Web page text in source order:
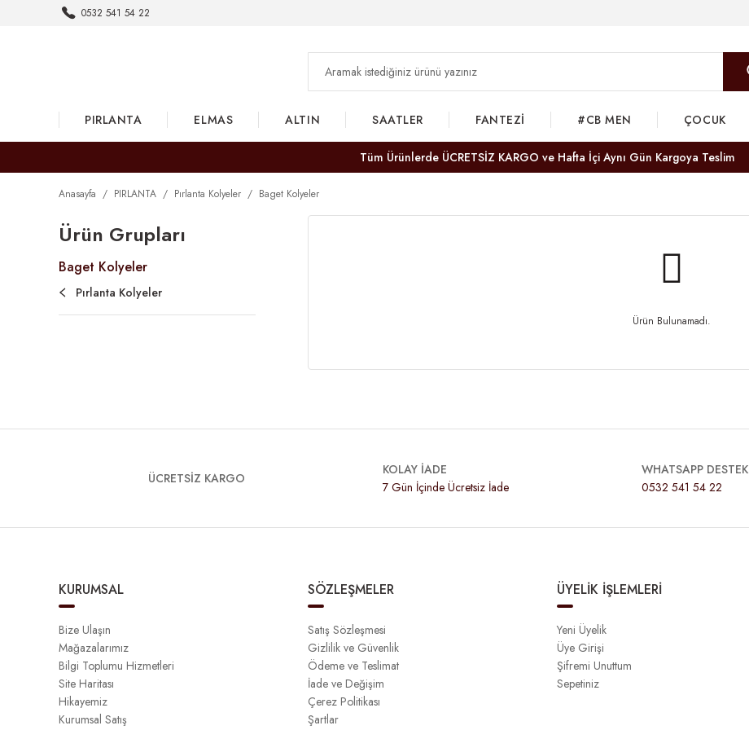
0532 541 54 22
PIRLANTA ELMAS ALTIN SAATLER FANTEZİ #CB MEN ÇOCUK
Tüm Ürünlerde ÜCRETSİZ KARGO ve Hafta İçi Aynı Gün Kargoya Teslim
Anasayfa PIRLANTA Pırlanta Kolyeler Baget Kolyeler
Ürün Grupları
Baget Kolyeler
Pırlanta Kolyeler
Ürün Bulunamadı.
ÜCRETSİZ KARGO
KOLAY İADE
7 Gün İçinde Ücretsiz İade
WHATSAPP DESTEK
0532 541 54 22
KURUMSAL
Bize Ulaşın
Mağazalarımız
Bilgi Toplumu Hizmetleri
Site Haritası
Hikayemiz
Kurumsal Satış
SÖZLEŞMELER
Satış Sözleşmesi
Gizlilik ve Güvenlik
Ödeme ve Teslimat
İade ve Değişim
Çerez Politikası
Şartlar
ÜYELİK İŞLEMLERİ
Yeni Üyelik
Üye Girişi
Şifremi Unuttum
Sepetiniz